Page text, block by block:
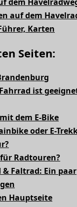
auf dem
Karten
Seiten:
ist
dem E-Bike
oder E-
für Radtouren?
& Faltrad: Ein paar
Hauptseite